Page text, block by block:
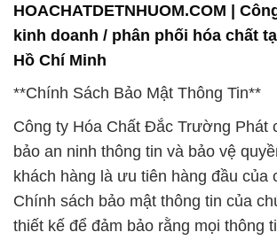
HOACHATDETNHUOM.COM |
kinh doanh / phân phối hóa chất
Hồ Chí Minh
**Chính Sách Bảo Mật Thông Tin**
Công ty Hóa Chất Đắc Trường Phát
bảo an ninh thông tin và bảo vệ
khách hàng là ưu tiên hàng đầu của
Chính sách bảo mật thông tin của
thiết kế để đảm bảo rằng mọi thông